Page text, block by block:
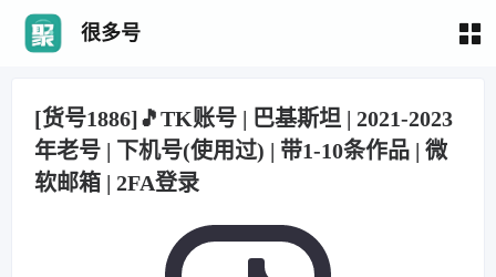
很多号
[货号1886]🎵TK账号 | 巴基斯坦 | 2021-2023
年老号 | 下机号(使用过) | 带1-10条作品 | 微
软邮箱 | 2FA登录